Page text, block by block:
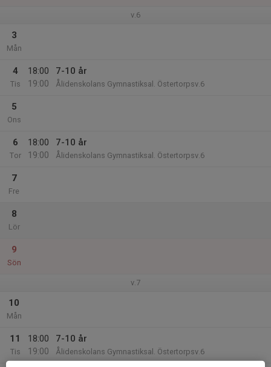
v.6
3
Mån
4
Tis
18:00
19:00
7-10 år
Ålidenskolans Gymnastiksal. Östertorpsv.6
5
Ons
6
Tor
18:00
19:00
7-10 år
Ålidenskolans Gymnastiksal. Östertorpsv.6
7
Fre
8
Lör
9
Sön
v.7
10
Mån
11
Tis
18:00
19:00
7-10 år
Ålidenskolans Gymnastiksal. Östertorpsv.6